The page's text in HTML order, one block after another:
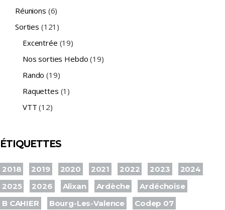
Réunions (6)
Sorties (121)
Excentrée (19)
Nos sorties Hebdo (19)
Rando (19)
Raquettes (1)
VTT (12)
ÉTIQUETTES
2018 2019 2020 2021 2022 2023
2024
2025
2026 Alixan Ardèche
Ardéchoise
B CAHIER
Bourg-Les-Valence
Codep 07